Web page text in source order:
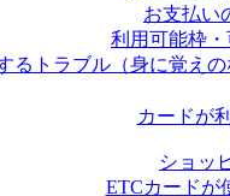
お支払い
利用可能枠
るトラブル（身に覚え
カードが
ショッ
ETCカードが